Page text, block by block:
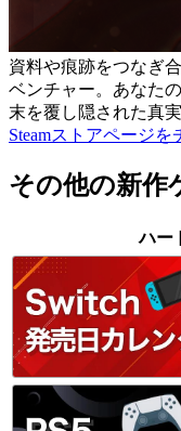
資料や痕跡をつなぎ
ベンチャー。あなた
末を覆し隠された真
Steamストアページを
その他の新作
ハー